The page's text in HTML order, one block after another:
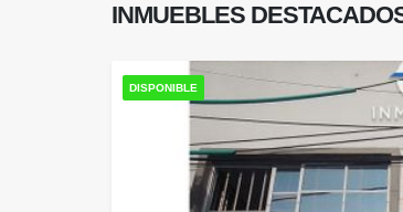
INMUEBLES
DISPONIBLE